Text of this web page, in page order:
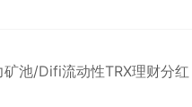
池/Difi流动性TRX理财分红